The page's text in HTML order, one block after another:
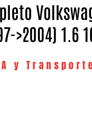
>2004) 1.6
y